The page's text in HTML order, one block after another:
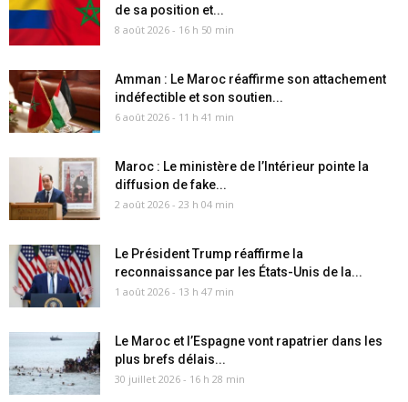
de sa position et...
8 août 2026 - 16 h 50 min
Amman : Le Maroc réaffirme son attachement
indéfectible et son soutien...
6 août 2026 - 11 h 41 min
Maroc : Le ministère de l’Intérieur pointe la
diffusion de fake...
2 août 2026 - 23 h 04 min
Le Président Trump réaffirme la
reconnaissance par les États-Unis de la...
1 août 2026 - 13 h 47 min
Le Maroc et l’Espagne vont rapatrier dans les
plus brefs délais...
30 juillet 2026 - 16 h 28 min